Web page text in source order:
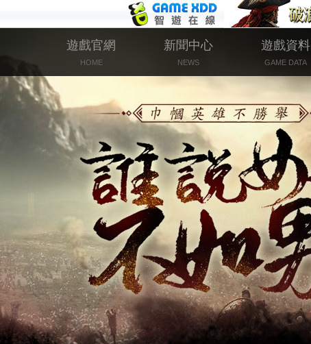
遊戲官網
HOME
新聞中心
NEWS
遊戲資料
GAME DATA